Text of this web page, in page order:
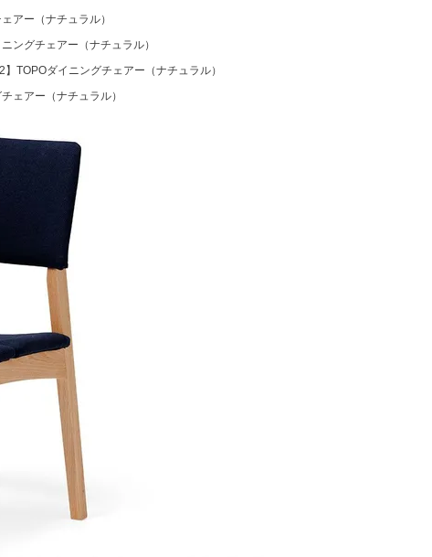
ブル・ナイトテー
部屋家具
フレームミラー
アー（ナチュラル）
ングチェアー（ナチュラル）
】TOPOダイニングチェアー（ナチュラル）
ェアー（ナチュラル）